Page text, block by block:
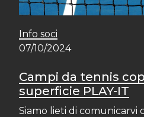
Info soci
07/10/2024
Campi da tennis
superficie PLAY-IT
Siamo lieti di comunicarvi